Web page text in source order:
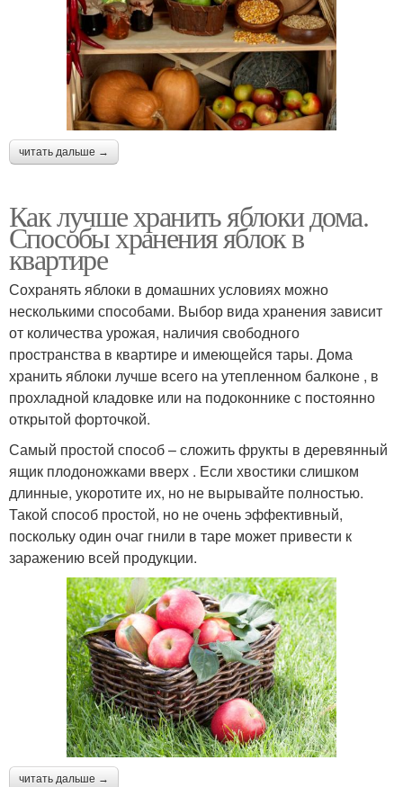
читать дальше →
Как лучше хранить яблоки дома.
Способы хранения яблок в
квартире
Сохранять яблоки в домашних условиях можно
несколькими способами. Выбор вида хранения зависит
от количества урожая, наличия свободного
пространства в квартире и имеющейся тары. Дома
хранить яблоки лучше всего на утепленном балконе , в
прохладной кладовке или на подоконнике с постоянно
открытой форточкой.
Самый простой способ – сложить фрукты в деревянный
ящик плодоножками вверх . Если хвостики слишком
длинные, укоротите их, но не вырывайте полностью.
Такой способ простой, но не очень эффективный,
поскольку один очаг гнили в таре может привести к
заражению всей продукции.
читать дальше →